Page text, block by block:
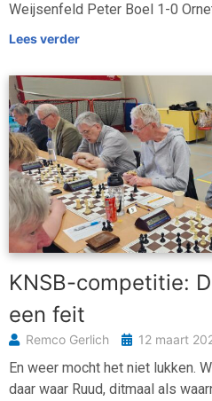
Weijsenfeld Peter Boel 1-0
Lees verder
KNSB-competitie:
een feit
Remco Gerlich 12 maart
En weer mocht het niet lukken.
daar waar Ruud, ditmaal als